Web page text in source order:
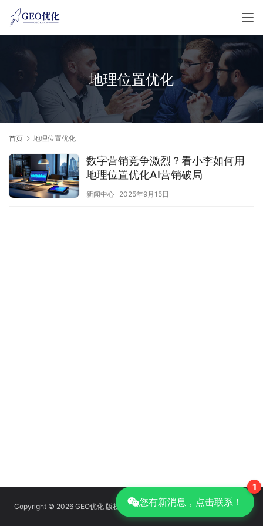
地理位置优化
首页 地理位置优化
数字营销竞争激烈？看小李如何用
地理位置优化AI营销破局
新闻中心 2025年9月15日
Copyright © 2026 GEO优化 版权所有京ICP备14039085号-14|GEO优化
1
您有新消息，点击联系！